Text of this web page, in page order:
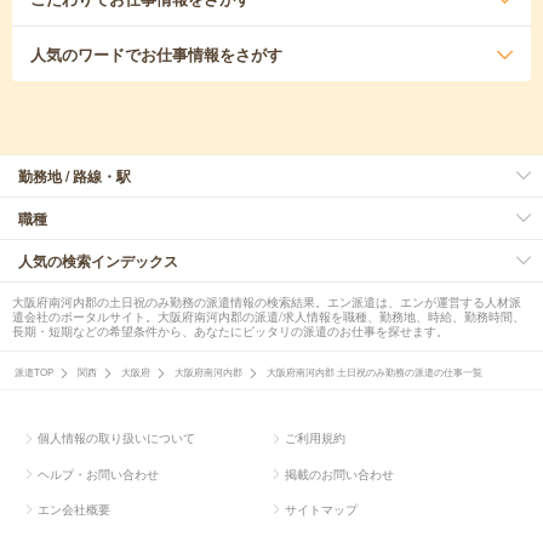
人気のワードでお仕事情報をさがす
勤務地 / 路線・駅
職種
人気の検索インデックス
大阪府南河内郡の土日祝のみ勤務の派遣情報の検索結果。エン派遣は、エンが運営する人材派
遣会社のポータルサイト。大阪府南河内郡の派遣/求人情報を職種、勤務地、時給、勤務時間、
長期・短期などの希望条件から、あなたにピッタリの派遣のお仕事を探せます。
派遣TOP 関西 大阪府 大阪府南河内郡 大阪府南河内郡 土日祝のみ勤務の派遣の仕事一覧
個人情報の取り扱いについて ご利用規約
ヘルプ・お問い合わせ 掲載のお問い合わせ
エン会社概要 サイトマップ